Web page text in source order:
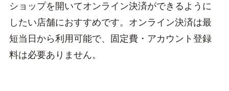
ショップを開いてオンライン決済ができるように
したい店舗におすすめです。オンライン決済は最
短当日から利用可能で、固定費・アカウント登録
料は必要ありません。